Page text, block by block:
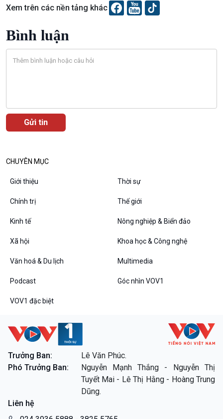
Tin Văn hoá & Du lịch
Câu chuyện Thể thao
Ảnh
Câu chuyện thời sự
Đối thoại
Chuyện đêm
Thanh âm ký sự
Chân dung cuộc sống
Các chương trình đặc biệt
Xem trên các nền tảng khác
Bình luận
CHUYÊN MỤC
Giới thiệu Thời sự
Chính trị Thế giới
Kinh tế Nông nghiệp & Biển đảo
Xã hội Khoa học & Công nghệ
Văn hoá & Du lịch Multimedia
Podcast Góc nhìn VOV1
VOV1 đặc biệt
Trưởng Ban:
Lê Văn Phúc.
Phó Trưởng Ban:
Nguyễn Mạnh Thắng - Nguyễn Thị
Tuyết Mai - Lê Thị Hằng - Hoàng Trung
Dũng.
Liên hệ